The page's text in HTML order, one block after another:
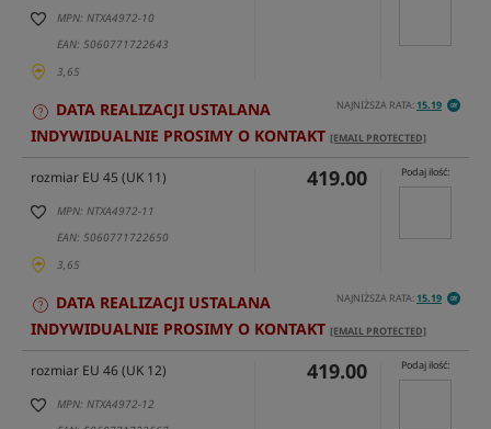
MPN: NTXA4972-10
EAN: 5060771722643
3,65
NAJNIŻSZA RATA:15.19
DATA REALIZACJI USTALANA
INDYWIDUALNIE PROSIMY O KONTAKT [EMAIL PROTECTED]
rozmiar EU 45 (UK 11)
MPN: NTXA4972-11
EAN: 5060771722650
3,65
419.00 Podaj ilość:
NAJNIŻSZA RATA:15.19
DATA REALIZACJI USTALANA
INDYWIDUALNIE PROSIMY O KONTAKT [EMAIL PROTECTED]
rozmiar EU 46 (UK 12)
MPN: NTXA4972-12
419.00 Podaj ilość: